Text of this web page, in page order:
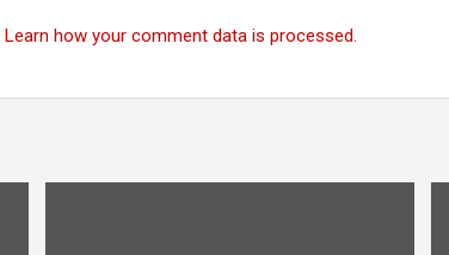
Learn how your comment data is processed.